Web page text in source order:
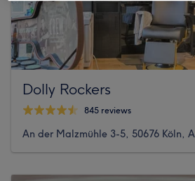
Dolly Rockers
845 reviews
An der Malzmühle 3-5, 50676 Köln,